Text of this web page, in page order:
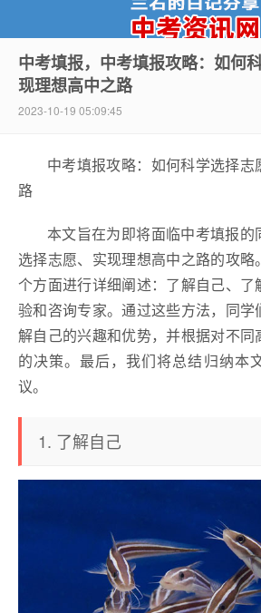
中考资讯网
中考填报，中考填报攻略：如何
现理想高中之路
2023-10-19 05:09:45
中考填报攻略：如何科学选择志
路
本文旨在为即将面临中考填报的
选择志愿、实现理想高中之路的攻
个方面进行详细阐述：了解自己、
验和咨询专家。通过这些方法，同学
解自己的兴趣和优势，并根据对不同
的决策。最后，我们将总结归纳本
议。
1. 了解自己